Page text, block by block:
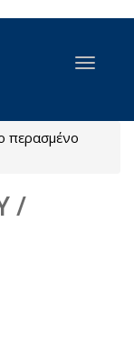
Toggle
περασμένο
/